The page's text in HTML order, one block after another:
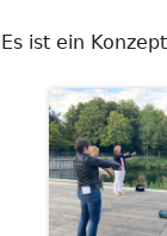
Es ist ein